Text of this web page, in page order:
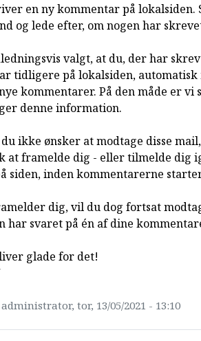
en ny kommentar på lokalsiden.
og lede efter, om nogen har
valgt, at du, der har
tidligere på lokalsiden, automatisk
kommentarer. På den måde er vi
denne information.
ikke ønsker at modtage disse
at framelde dig - eller tilmelde dig
siden, inden kommentarerne
dig, vil du dog fortsat
har svaret på én af dine
glade for det!
tor, 13/05/2021 - 13:10